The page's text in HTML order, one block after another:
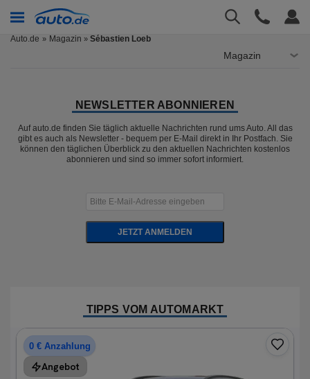
Auto.de Magazin » Sébastien Loeb
Magazin
NEWSLETTER ABONNIEREN
Auf auto.de finden Sie täglich aktuelle Nachrichten rund ums Auto. All das
gibt es auch als Newsletter - bequem per E-Mail direkt in Ihr Postfach. Sie
können den täglichen Überblick zu den aktuellen Nachrichten kostenlos
abonnieren und sind so immer sofort informiert.
JETZT ANMELDEN
TIPPS VOM AUTOMARKT
0 € Anzahlung
Angebot